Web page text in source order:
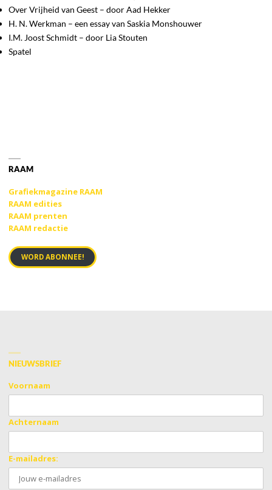
Over Vrijheid van Geest – door Aad Hekker
H. N. Werkman – een essay van Saskia Monshouwer
I.M. Joost Schmidt – door Lia Stouten
Spatel
RAAM
Grafiekmagazine RAAM
RAAM edities
RAAM prenten
RAAM redactie
WORD ABONNEE!
NIEUWSBRIEF
Voornaam
Achternaam
E-mailadres: